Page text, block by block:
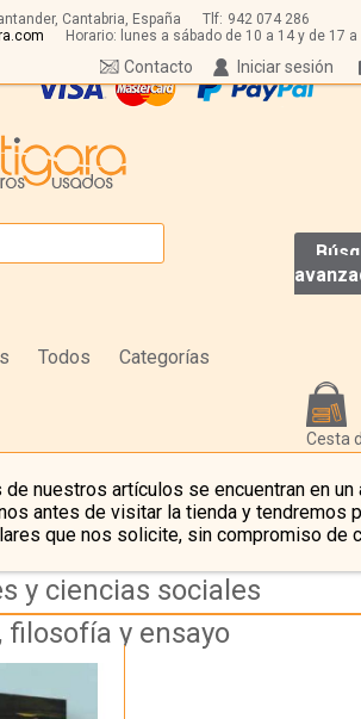
Cantabria, España Tlf: 942 074 286
Horario: lunes a sábado de 10 a 14 y de 17 a
Iniciar sesión
Contacto
Todos Categorías
Cesta
de nuestros artículos se encuentran en un
antes de visitar la tienda y tendremos
que nos solicite, sin compromiso de
y ciencias sociales
filosofía y ensayo